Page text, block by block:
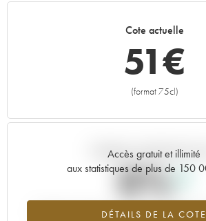
Cote actuelle
51€
(format 75cl)
Accès gratuit et illimité
aux statistiques de plus de 150
DÉTAILS DE LA COTE
Tendance actuelle de la
0%
Tendance à la hausse du millésime 2007 en